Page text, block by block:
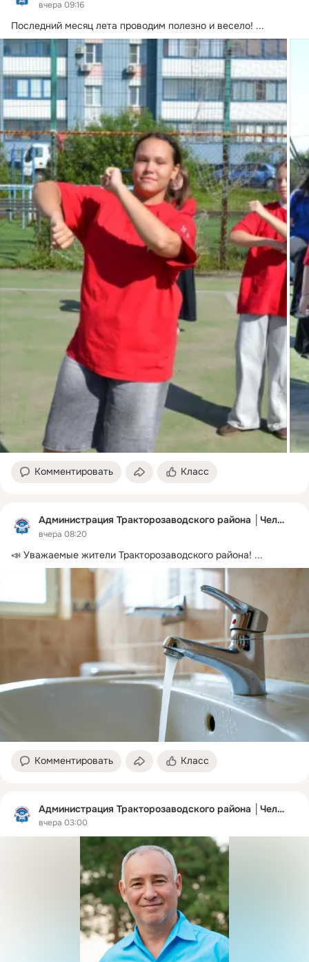
вчера 09:16
Последний месяц лета проводим полезно и весело! ...
Комментировать Класс
Администрация Тракторозаводского района │Челябинск
вчера 08:20
📣 Уважаемые жители Тракторозаводского района! ...
Комментировать Класс
Администрация Тракторозаводского района │Челябинск
вчера 03:00